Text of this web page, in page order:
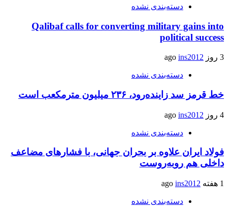
دسته‌بندی نشده
Qalibaf calls for converting military gains into
political success
3 روز ago ins2012
دسته‌بندی نشده
خط قرمز سد زاینده‌رود، ۲۳۶ میلیون مترمکعب است
4 روز ago ins2012
دسته‌بندی نشده
فولاد ایران علاوه بر بحران جهانی، با فشارهای مضاعف
داخلی هم روبه‌روست
1 هفته ago ins2012
دسته‌بندی نشده